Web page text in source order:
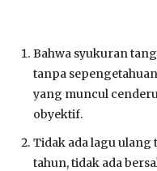
Bahwa syukuran
tanpa
yang muncul
obyektif.
Tidak ada lagu ulang
tahun, tidak ada